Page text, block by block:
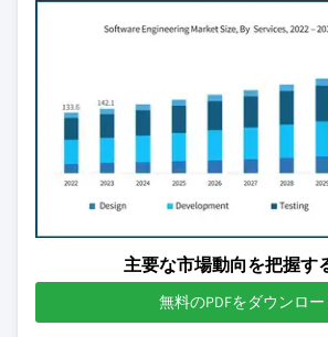
主要な市場動向を把握す
無料のPDFをダウンロー